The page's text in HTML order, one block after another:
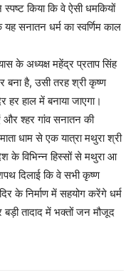
किया कि वे ऐसी धमकियों
सनातन धर्म का स्वर्णिम काल
के अध्यक्ष महेंद्र प्रताप सिंह
बना है, उसी तरह श्री कृष्ण
हर हाल में बनाया जाएगा।
और श्हर गांव सनातन की
धाम से एक यात्रा मथुरा श्री
के विभिन्न हिस्सों से मथुरा आ
दिलाई कि वे सभी कृष्ण
के निर्माण में सहयोग करेंगे धर्म
तादाद में भक्तों जन मौजूद